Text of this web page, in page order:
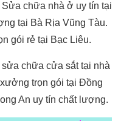
chữa nhà ở uy tín tại
tại Bà Rịa Vũng Tàu.
gói rẻ tại Bạc Liêu.
chữa cửa sắt tại nhà
trọn gói tại Đồng
An uy tín chất lượng.